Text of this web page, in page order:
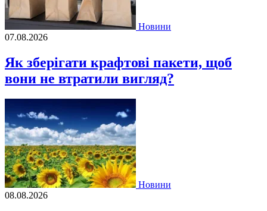
Новини
07.08.2026
Як зберігати крафтові пакети, щоб
вони не втратили вигляд?
Новини
08.08.2026